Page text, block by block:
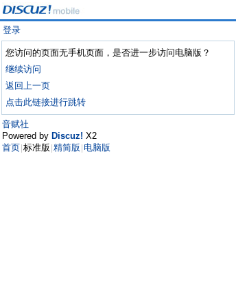
登录
您访问的页面无手机页面，是否进一步访问电脑版？
继续访问
返回上一页
点击此链接进行跳转
音赋社
Powered by Discuz! X2
首页 标准版 精简版 电脑版